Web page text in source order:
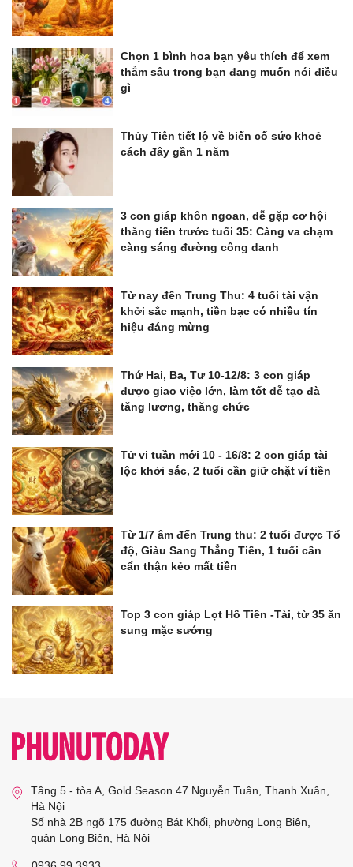
Chọn 1 bình hoa bạn yêu thích để xem
thẳm sâu trong bạn đang muốn nói điều
gì
Thủy Tiên tiết lộ về biến cố sức khoẻ
cách đây gần 1 năm
3 con giáp khôn ngoan, dễ gặp cơ hội
thăng tiến trước tuổi 35: Càng va chạm
càng sáng đường công danh
Từ nay đến Trung Thu: 4 tuổi tài vận
khởi sắc mạnh, tiền bạc có nhiều tín
hiệu đáng mừng
Thứ Hai, Ba, Tư 10-12/8: 3 con giáp
được giao việc lớn, làm tốt dễ tạo đà
tăng lương, thăng chức
Tử vi tuần mới 10 - 16/8: 2 con giáp tài
lộc khởi sắc, 2 tuổi cần giữ chặt ví tiền
Từ 1/7 âm đến Trung thu: 2 tuổi được Tổ
độ, Giàu Sang Thẳng Tiến, 1 tuổi cần
cẩn thận kẻo mất tiền
Top 3 con giáp Lọt Hố Tiền -Tài, từ 35 ăn
sung mặc sướng
Tầng 5 - tòa A, Gold Season 47 Nguyễn Tuân, Thanh Xuân,
Hà Nội
Số nhà 2B ngõ 175 đường Bát Khối, phường Long Biên,
quận Long Biên, Hà Nội